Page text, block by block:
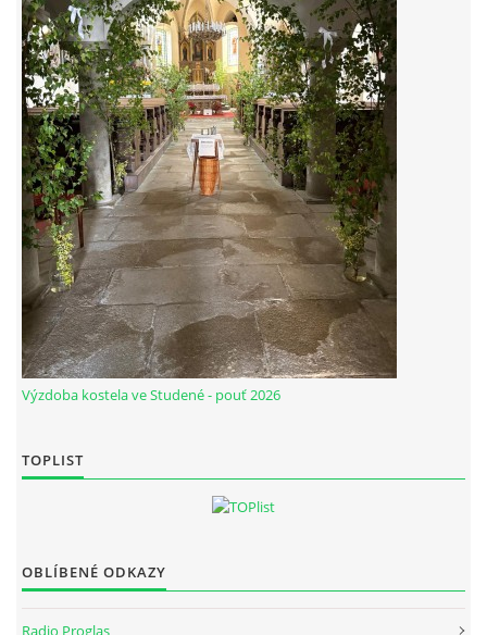
© 2026 eStránky.cz |Tisk|Nahoru ↑
Výzdoba kostela ve Studené - pouť 2026
TOPLIST
OBLÍBENÉ ODKAZY
Radio Proglas